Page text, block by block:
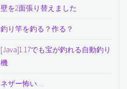
壁を2面張り替えました
釣り竿を釣る？作る？
[Java]1.17でも宝が釣れる自動釣り
機
ネザー怖い…